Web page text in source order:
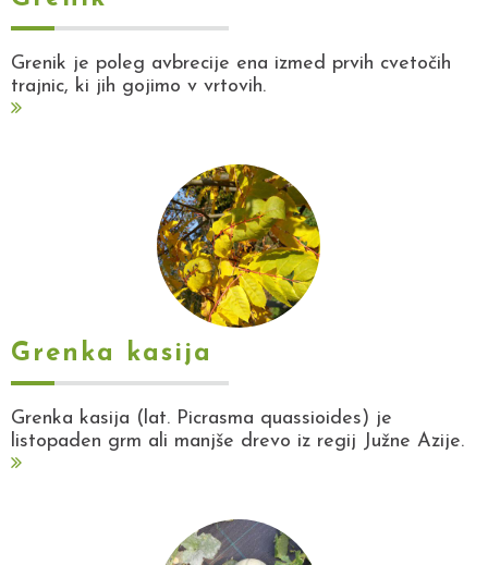
Grenik je poleg avbrecije ena izmed prvih cvetočih
trajnic, ki jih gojimo v vrtovih.
Grenka kasija
Grenka kasija (lat. Picrasma quassioides) je
listopaden grm ali manjše drevo iz regij Južne Azije.